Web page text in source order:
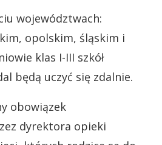
województwach:
opolskim, śląskim i
klas I-III szkół
będą uczyć się zdalnie.
obowiązek
dyrektora opieki